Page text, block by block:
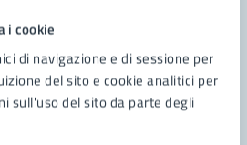
i cookie
di navigazione e di sessione per
del sito e cookie analitici per
sull'uso del sito da parte degli